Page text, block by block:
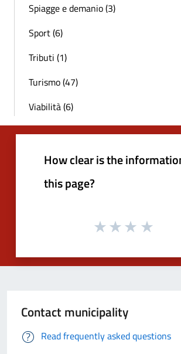
Spiagge e demanio (3)
Sport (6)
Tributi (1)
Turismo (47)
Viabilità (6)
How clear is the
this page?
Contact municipality
Read frequently asked questions